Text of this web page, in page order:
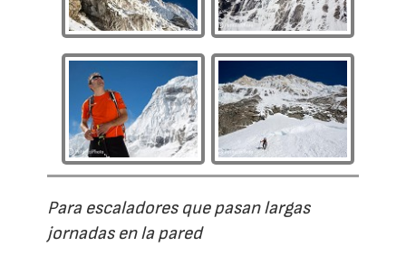
Para escaladores que pasan largas
jornadas en la pared